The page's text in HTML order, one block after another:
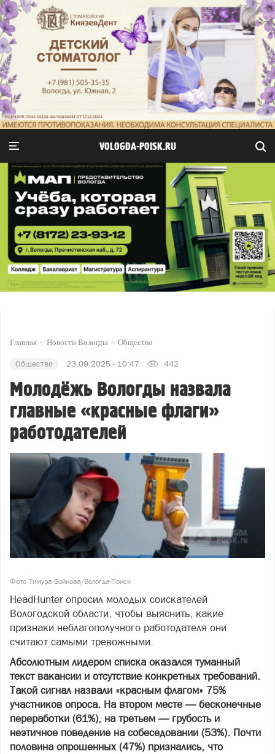
VOLOGDA-POISK.RU
Главная Новости Вологды Общество
Общество 23.09.2025 - 10:47 442
Молодёжь Вологды назвала
главные «красные флаги»
работодателей
Фото Тимура Бойкова/Вологда-Поиск
HeadHunter опросил молодых соискателей
Вологодской области, чтобы выяснить, какие
признаки неблагополучного работодателя они
считают самыми тревожными.
Абсолютным лидером списка оказался туманный
текст вакансии и отсутствие конкретных требований.
Такой сигнал назвали «красным флагом» 75%
участников опроса. На втором месте — бесконечные
переработки (61%), на третьем — грубость и
неэтичное поведение на собеседовании (53%). Почти
половина опрошенных (47%) признались, что